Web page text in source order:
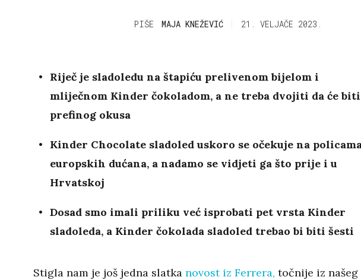
PIŠE MAJA KNEŽEVIĆ 21. VELJAČE 2023.
Riječ je sladoledu na štapiću prelivenom bijelom i
mliječnom Kinder čokoladom, a ne treba dvojiti da će biti
prefinog okusa
Kinder Chocolate sladoled uskoro se očekuje na
europskih dućana, a nadamo se vidjeti ga što prije i u
Hrvatskoj
Dosad smo imali priliku već isprobati pet vrsta Kinder
sladoleda, a Kinder čokolada sladoled trebao bi biti šesti
Stigla nam je još jedna slatkanovost iz Ferrera, točnije iz našeg